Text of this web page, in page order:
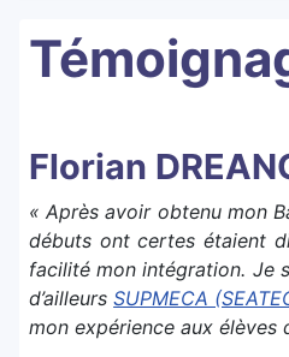
Florian
« Après avoir obtenu mon
débuts ont certes étaient
facilité mon intégration. Je
d’ailleursSUPMECA
mon expérience aux élèves